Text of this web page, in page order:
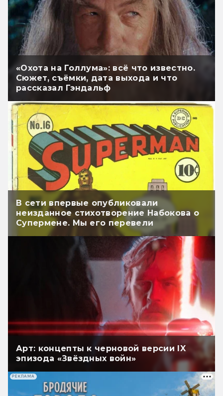
«Охота на Голлума»: всё что известно.
Сюжет, съёмки, дата выхода и что
рассказал Гэндальф
В сети впервые опубликовали
неизданное стихотворение Набокова о
Супермене. Мы его перевели
Арт: концепты к черновой версии IX
эпизода «Звёздных войн»
РЕКЛАМА